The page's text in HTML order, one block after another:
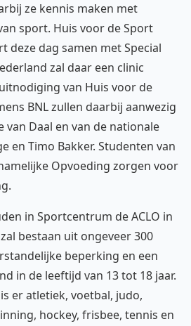
ze kennis maken met
sport. Huis voor de Sport
deze dag samen met Special
zal daar een clinic
van Huis voor de
BNL zullen daarbij aanwezig
van Daal en van de nationale
en Timo Bakker. Studenten van
Opvoeding zorgen voor
in Sportcentrum de ACLO in
bestaan uit ongeveer 300
beperking en een
in de leeftijd van 13 tot 18 jaar.
er atletiek, voetbal, judo,
hockey, frisbee, tennis en